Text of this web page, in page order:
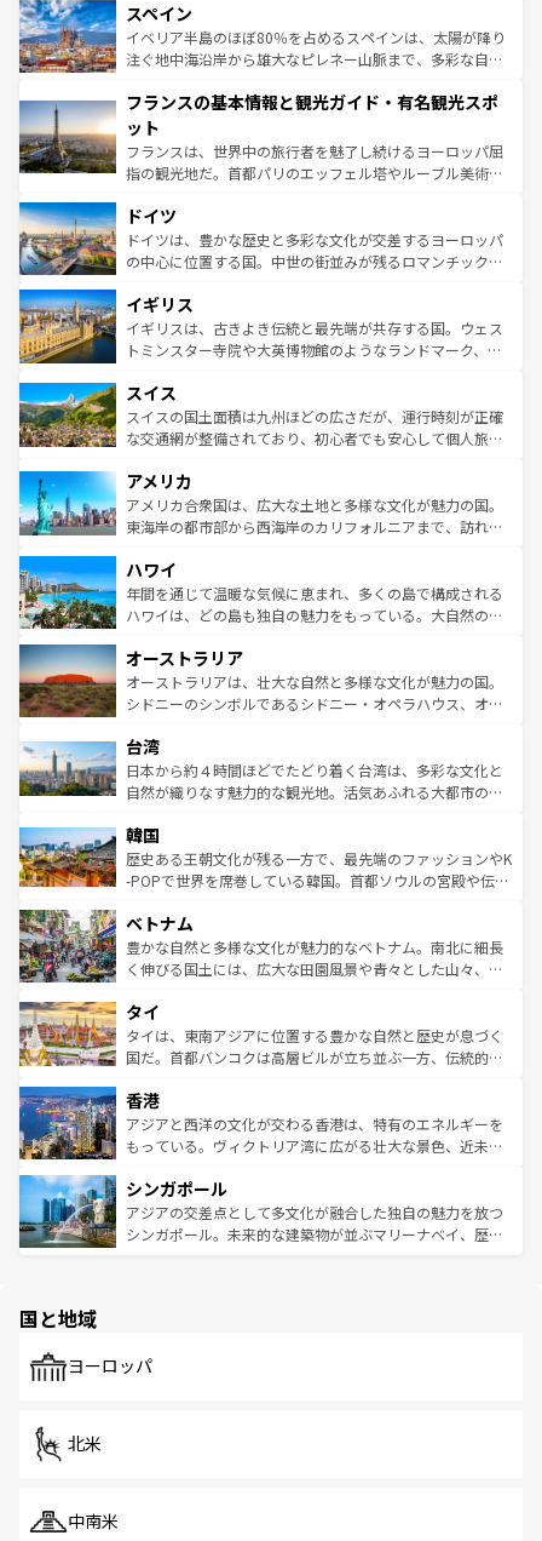
ろん、トスカーナの美しい田園風景やアマルフィ海岸の絶
景など、自然景観も見逃せない。観光の合間には、本場の
ピザやパスタなど、絶品のイタリア料理を堪能することも
ませてくれるイタリアで、忘れられない旅をしてみよう！
なお、新着のイタリア情報は
しい。
スペイン
イベリア半島のほぼ80％を占めるスペインは、太陽が降り
注ぐ地中海沿岸から雄大なピレネー山脈まで、多彩な自然
文化が根付くこの国では、情熱的なフラメンコ、熱気あふ
れる闘牛、そして美味しいタパスが生活の一部となってい
る。首都マドリードの洗練された雰囲気や、バルセロナの
アートに溢れた街角から、地方では古代ローマ遺跡や中世
せる。地方によって風土や気候が異なるスペインはその個
性で訪れる人を魅了する。 なお、新着のスペイン情報は コ
ンテンツ一覧を参照してほしい。
フランスの基本情報と観光ガイド・有名観光スポ
ット
フランスは、世界中の旅行者を魅了し続けるヨーロッパ屈
指の観光地だ。首都パリのエッフェル塔やルーブル美術館
で、幅広い魅力が詰まっている。華麗な宮殿、歴史的な大
聖堂、美しいビーチ、そして豊かな自然が、訪れる者を心
から魅了する。また、フランスは美食の国としても知ら
いる。シャンパンの発祥地であるランス、プロヴァンスの
香り高いラベンダー畑など、多彩な楽しみ方が可能だ。さ
らに、パリ以外の地域にも魅力が溢れており、どの街角に
れる地方に足を運ぶとそれぞれで全く異なる文化を体験で
きるだろう。 なお、新着のフランス情報はコンテンツ一覧
を参照してほしい。
ドイツ
ドイツは、豊かな歴史と多彩な文化が交差するヨーロッパ
の中心に位置する国。中世の街並みが残るロマンチック街
顔を持つこの国は、どこを歩いても飽きることがない。ベ
ルリンの文化的活気、バイエルン州のアルプスの絶景、そ
してライン川沿いのワイン畑といった風景は必見。ビール
は、お酒好きな人にはぜひ体験してほしい。 なお、新着の
ドイツ情報はコンテンツ一覧を参照してほしい。
イギリス
イギリスは、古きよき伝統と最先端が共存する国。ウェス
トミンスター寺院や大英博物館のようなランドマーク、歴
リアごとに異なる魅力がある。また、優雅なアフタヌーン
ティー、ビール好きにはたまらない英国パブ、サッカー観
戦など、本場だからこそできる体験も豊富。イギリスを旅
ンツ一覧を参照してほしい。
スイス
スイスの国土面積は九州ほどの広さだが、運行時刻が正確
な交通網が整備されており、初心者でも安心して個人旅行
の建物がそのまま残る町や、スイスならではのユニークな
博物館もあり、アルプス観光だけでなく町歩きも満喫する
ことができる。国民の所得が高いため物価も高いが、旅行
ば市内交通費無料で観光を楽しむこともできる。 なお、新
着のスイス情報はコンテンツ一覧 を参照してほしい。
アメリカ
アメリカ合衆国は、広大な土地と多様な文化が魅力の国。
東海岸の都市部から西海岸のカリフォルニアまで、訪れる
のような巨大都市は、観光、ショッピング、エンターテイ
ンメントが詰まった刺激的なスポットだ。一方、アメリカ
西部には大自然が広がり、グランドキャニオンやイエロー
部のニューオーリンズでは、音楽と美食が融合した独特の
文化が魅力。旅行者はアメリカの各地域で異なる魅力を楽
しみながら、その多様性と豊かな歴史を感じることができ
ならではの贅沢な旅のスタイルだ。 なお、新着のアメリカ
情報はコンテンツ一覧を参照してほしい。
ハワイ
年間を通じて温暖な気候に恵まれ、多くの島で構成される
ハワイは、どの島も独自の魅力をもっている。大自然の神
ワイ島は見逃せない。また、定番の観光地といえばオアフ
島だが、静かな自然を求めるならマウイ島やカウアイ島が
おすすめ。エメラルドグリーンに輝く海をはじめ、豊かな
れるおもてなしの心で訪れる人々を迎えてくれるハワイの
人々、おいしいローカルフードやハワイアンミュージッ
ク、伝統的なフラダンスなど、すべてがハワイの魅力を彩
ワイを、存分に味わってほしい。 なお、新着のハワイ情報
はコンテンツ一覧を参照してほしい。
オーストラリア
オーストラリアは、壮大な自然と多様な文化が魅力の国。
シドニーのシンボルであるシドニー・オペラハウス、オー
リアリーフや大陸中央部にそびえるウルル（エアーズロッ
ク）、タスマニアの美しい原生林やケアンズの熱帯雨林な
ど、見どころがたくさん。また、カフェやワイン、オージ
いる。アクティビティも充実しており、サーフィンやダイ
ビング、ハイキングなど、アウトドア好きにはたまらな
い。オーストラリアの多彩な魅力を存分に味わいつくそ
参照してほしい。
台湾
日本から約４時間ほどでたどり着く台湾は、多彩な文化と
自然が織りなす魅力的な観光地。活気あふれる大都市の台
ン）、静ひつな山岳地帯である台湾東部など、都市の喧騒
と山間の静けさが共存しており、訪れる人に新しい発見と
驚きをもたらしてくれる。また、奥深い台湾の食文化も魅
容にもいいと評判のスイーツなど、バラエティ豊かな料理
が味わえる。 なお、新着の台湾情報は コンテンツ一覧を参
照してほしい。
韓国
歴史ある王朝文化が残る一方で、最先端のファッションやK
-POPで世界を席巻している韓国。首都ソウルの宮殿や伝統
き、地方に足を延ばせば四季折々の自然美を楽しむことが
できる。そして、キムチや焼肉、絶品のストリートフード
まで、さまざまな韓国料理が待っている。夜には、韓国な
リティに包まれながら、韓国の多彩な魅力を心ゆくまで味
わってみてほしい。 なお、新着の韓国情報はコンテンツ一
覧を参照してほしい。
ベトナム
豊かな自然と多様な文化が魅力的なベトナム。南北に細長
く伸びる国土には、広大な田園風景や青々とした山々、世
急速な発展と共に伝統が息づく。ハノイの古い町並みやホ
ーチミン市のフランス統治時代の建物も、独特の雰囲気を
醸し出している。また、バラエティの豊かさとおいしさで
とつ。フォーやバインミー、ベトナムコーヒーなどは、ぜ
ひ現地で味わいたい。どの地域を訪れてもあたたかい人々
が旅行者を迎えてくれるので、きっと忘れられない旅にな
参照してほしい。
タイ
タイは、東南アジアに位置する豊かな自然と歴史が息づく
国だ。首都バンコクは高層ビルが立ち並ぶ一方、伝統的な
の活気が交差している。北部ではチェンマイなどの山岳地
帯で自然と触れ合い、南部ではプーケットやクラビの美し
いビーチでリゾート気分を楽しむことができる。タイ料理
激する。気候は一年中温暖で、どの季節にも異なる楽しみ
が待っている。親しみやすいタイの人々、仏教を中心とし
た文化、そして多様な観光資源が、訪れる旅人を魅了し続
香港
アジアと西洋の文化が交わる香港は、特有のエネルギーを
もっている。ヴィクトリア湾に広がる壮大な景色、近未来
み、どこを訪れても感動するはず。観光スポットが密集し
ており、効率よく見どころを回れるのも魅力。息をのむよ
うな絶景から文化的な体験まで、香港を存分に楽しみ尽く
シンガポール
アジアの交差点として多文化が融合した独自の魅力を放つ
シンガポール。未来的な建築物が並ぶマリーナベイ、歴史
で、ホーカーズは地元の風情を楽しめる外せないスポット
国と地域
ヨーロッパ
北米
中南米